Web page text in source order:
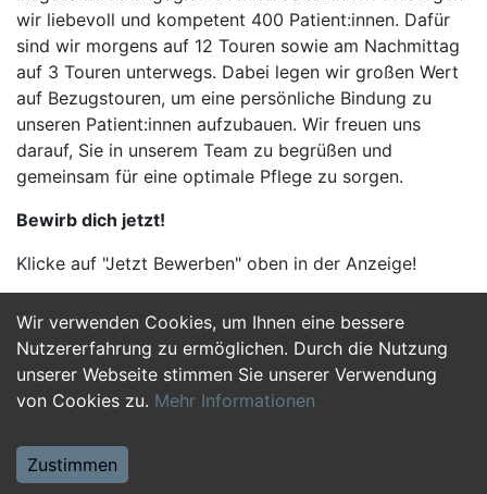
Wir verwenden Cookies, um Ihnen eine bessere
Nutzererfahrung zu ermöglichen. Durch die Nutzung
unserer Webseite stimmen Sie unserer Verwendung
von Cookies zu. Mehr Informationen
Zustimmen
wir liebevoll und kompetent 400 Patient:innen. Dafür
sind wir morgens auf 12 Touren sowie am Nachmittag
auf 3 Touren unterwegs. Dabei legen wir großen Wert
auf Bezugstouren, um eine persönliche Bindung zu
unseren Patient:innen aufzubauen. Wir freuen uns
darauf, Sie in unserem Team zu begrüßen und
gemeinsam für eine optimale Pflege zu sorgen.
Bewirb dich jetzt!
Klicke auf "Jetzt Bewerben" oben in der Anzeige!
Jetzt Bewerben